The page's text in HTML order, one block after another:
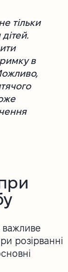
тільки
в
розірванні